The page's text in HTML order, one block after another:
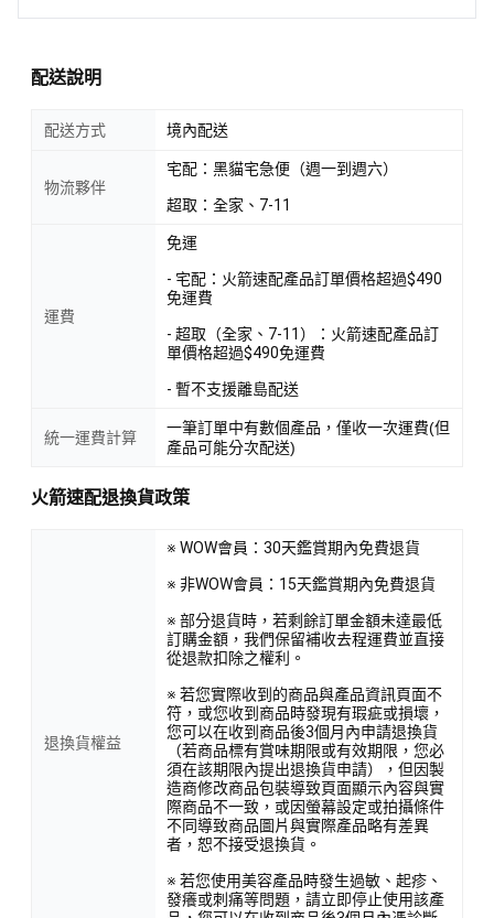
配送說明
配送方式 境內配送
物流夥伴
宅配：黑貓宅急便（週一到週六）
超取：全家、7-11
運費
免運
- 宅配：火箭速配產品訂單價格超過$490
免運費
- 超取（全家、7-11）：火箭速配產品訂
單價格超過$490免運費
- 暫不支援離島配送
統一運費計算
一筆訂單中有數個產品，僅收一次運費(但
產品可能分次配送)
火箭速配退換貨政策
退換貨權益
※ WOW會員：30天鑑賞期內免費退貨
※ 非WOW會員：15天鑑賞期內免費退貨
※ 部分退貨時，若剩餘訂單金額未達最低
訂購金額，我們保留補收去程運費並直接
從退款扣除之權利。
※ 若您實際收到的商品與產品資訊頁面不
符，或您收到商品時發現有瑕疵或損壞，
您可以在收到商品後3個月內申請退換貨
（若商品標有賞味期限或有效期限，您必
須在該期限內提出退換貨申請），但因製
造商修改商品包裝導致頁面顯示內容與實
際商品不一致，或因螢幕設定或拍攝條件
不同導致商品圖片與實際產品略有差異
者，恕不接受退換貨。
※ 若您使用美容產品時發生過敏、起疹、
發癢或刺痛等問題，請立即停止使用該產